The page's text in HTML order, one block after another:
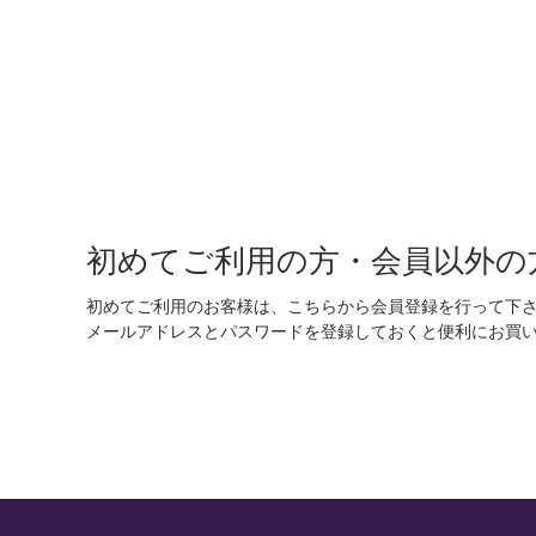
初めてご利用の方・会員以外の
初めてご利用のお客様は、こちらから会員登録を行って下
メールアドレスとパスワードを登録しておくと便利にお買